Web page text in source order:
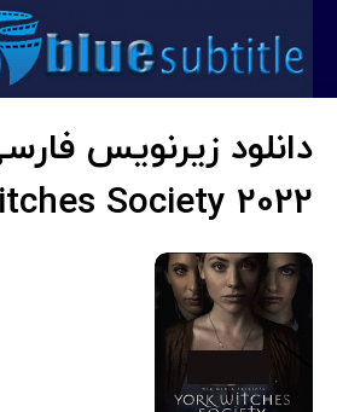
Society 2022